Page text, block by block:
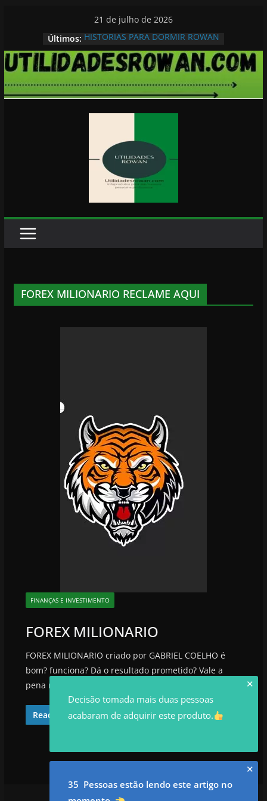
conteúdo
21 de julho de 2026
Últimos: HISTORIAS PARA DORMIR ROWAN
FOREX MILIONARIO RECLAME AQUI
FINANÇAS E INVESTIMENTO
FOREX MILIONARIO
FOREX MILIONARIO criado por GABRIEL COELHO é
bom? funciona? Dá o resultado prometido? Vale a
pena mesmo? Como ajudou quem comprou
Read More
✕
Decisão tomada mais duas pessoas
acabaram de adquirir este produto.
✕
35 Pessoas estão lendo este artigo no